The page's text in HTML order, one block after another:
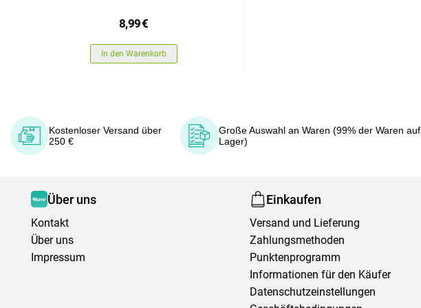
8,99€
In den Warenkorb
Kostenloser Versand über
250 €
Große Auswahl an Waren (99% der Waren auf
Lager)
Über uns
Kontakt
Über uns
Impressum
Einkaufen
Versand und Lieferung
Zahlungsmethoden
Punktenprogramm
Informationen für den Käufer
Datenschutzeinstellungen